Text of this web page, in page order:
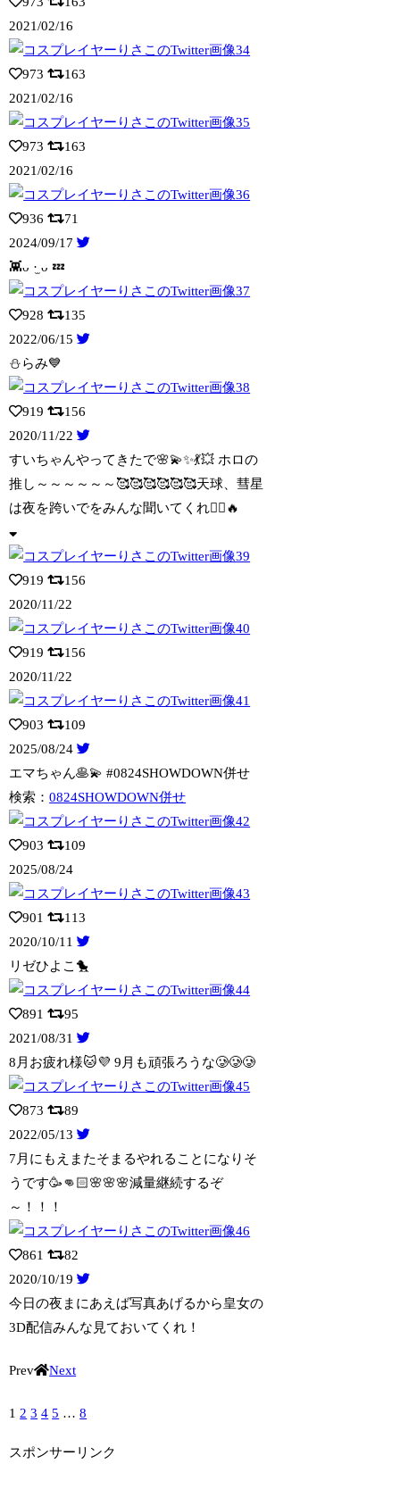
2021/02/16
973
163
2021/02/16
973
163
2021/02/16
936
71
2024/09/17
👾ᴗ ·̫ ᴗ 💤
928
135
2022/06/15
⛄️らみ💙
919
156
2020/11/22
すいちゃんやってきたで🌸💫✨💃💥 ホロの
推し～～～～～～🥰🥰🥰🥰🥰🥰天球、彗星
は夜を跨いでをみんな聞いてくれ🤦‍♀️🔥
919
156
2020/11/22
919
156
2020/11/22
903
109
2025/08/24
エマちゃん🥞💫 #0824SHOWDOWN併せ
検索：0824SHOWDOWN併せ
903
109
2025/08/24
901
113
2020/10/11
リゼひよこ🐤
891
95
2021/08/31
8月お疲れ様🐱💜 9月も頑張ろうな🥲🥲🥲
873
89
2022/05/13
7月にもえまたそまるやれることになりそ
うです🥳👊🏻🌸🌸🌸減量継続するぞ
～！！！
861
82
2020/10/19
今日の夜まにあえば写真あげるから皇女の
3D配信みんな見ておいてくれ！
Prev Next
1 2 3 4 5 … 8
スポンサーリンク